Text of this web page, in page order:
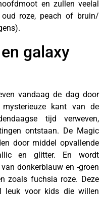
en zullen veelal
roze, peach of bruin/
galaxy
vandaag de dag door
kant van de
tijd verweven,
ontstaan. De Magic
door middel opvallende
en glitter. En wordt
donkerblauw en -groen
zoals fuchsia roze. Deze
leuk voor kids die willen